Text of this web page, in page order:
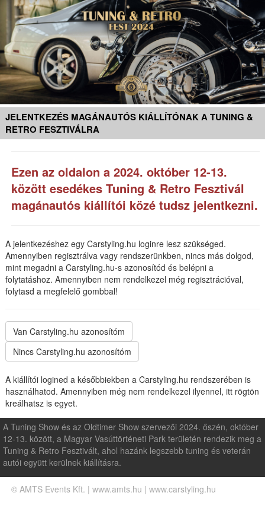
JELENTKEZÉS MAGÁNAUTÓS KIÁLLÍTÓNAK A TUNING &
RETRO FESZTIVÁLRA
Ezen az oldalon a 2024. október 12-13.
között esedékes Tuning & Retro Fesztivál
magánautós kiállítói közé tudsz jelentkezni.
A jelentkezéshez egy Carstyling.hu loginre lesz szükséged.
Amennyiben regisztrálva vagy rendszerünkben, nincs más dolgod,
mint megadni a Carstyling.hu-s azonosítód és belépni a
folytatáshoz. Amennyiben nem rendelkezel még regisztrációval,
folytasd a megfelelő gombbal!
A kiállítói logined a későbbiekben a Carstyling.hu rendszerében is
használhatod. Amennyiben még nem rendelkezel ilyennel, itt rögtön
kreálhatsz is egyet.
A Tuning Show és az Oldtimer Show szervezői 2024. őszén, október
12-13. között, a Magyar Vasúttörténeti Park területén rendezik meg a
Tuning & Retro Fesztivált, ahol hazánk legszebb tuning és veterán
autói együtt kerülnek kiállításra.
© AMTS Events Kft. | www.amts.hu | www.carstyling.hu